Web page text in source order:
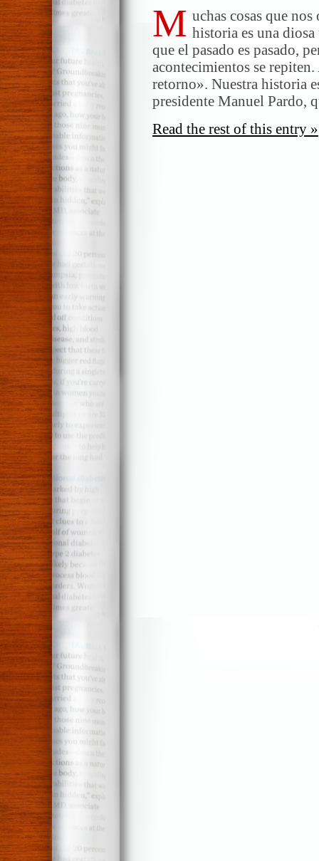
M uchas cosas que
historia es una
que el pasado es pasado,
acontecimientos se
retorno». Nuestra historia
presidente Manuel Pardo,
Read the rest of this entry »